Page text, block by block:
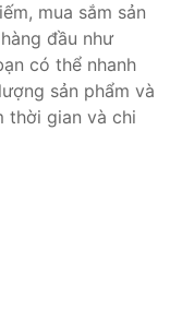
mua sắm sản
đầu như
có thể nhanh
sản phẩm và
thời gian và chi